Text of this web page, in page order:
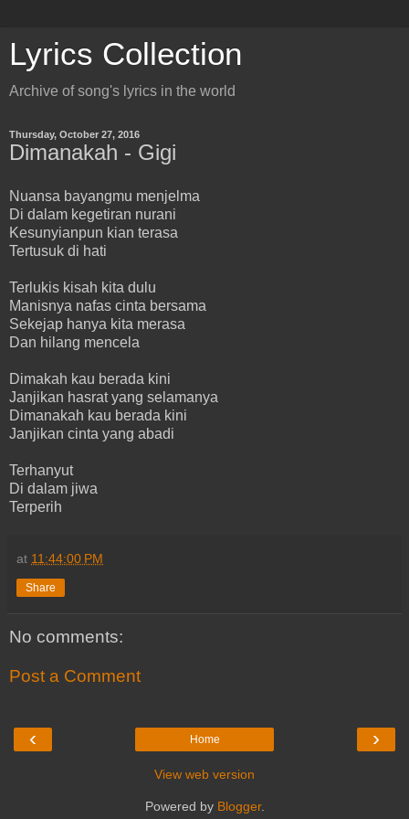
Lyrics Collection
Archive of song's lyrics in the world
Thursday, October 27, 2016
Dimanakah - Gigi
Nuansa bayangmu menjelma
Di dalam kegetiran nurani
Kesunyianpun kian terasa
Tertusuk di hati
Terlukis kisah kita dulu
Manisnya nafas cinta bersama
Sekejap hanya kita merasa
Dan hilang mencela
Dimakah kau berada kini
Janjikan hasrat yang selamanya
Dimanakah kau berada kini
Janjikan cinta yang abadi
Terhanyut
Di dalam jiwa
Terperih
at 11:44:00 PM
Share
No comments:
Post a Comment
‹ ›
Home
View web version
Powered by Blogger.